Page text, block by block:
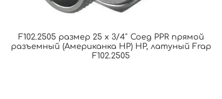
F102.2505 размер 25 x 3/4″ Соед PPR прямой
разъемный (Американка НР) НР, латуный Frap
F102.2505